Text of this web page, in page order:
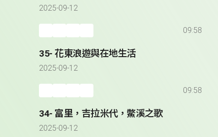
2025-09-12
09:58
35- 花東浪遊與在地生活
2025-09-12
09:58
34- 富里，吉拉米代，鱉溪之歌
2025-09-12